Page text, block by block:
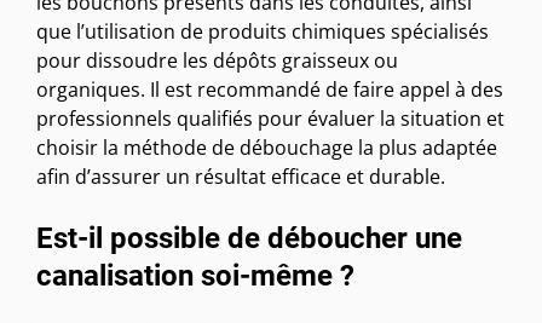
que l’utilisation de produits chimiques spécialisés
pour dissoudre les dépôts graisseux ou
organiques. Il est recommandé de faire appel à des
professionnels qualifiés pour évaluer la situation et
choisir la méthode de débouchage la plus adaptée
afin d’assurer un résultat efficace et durable.
Est-il possible de déboucher une
canalisation soi-même ?